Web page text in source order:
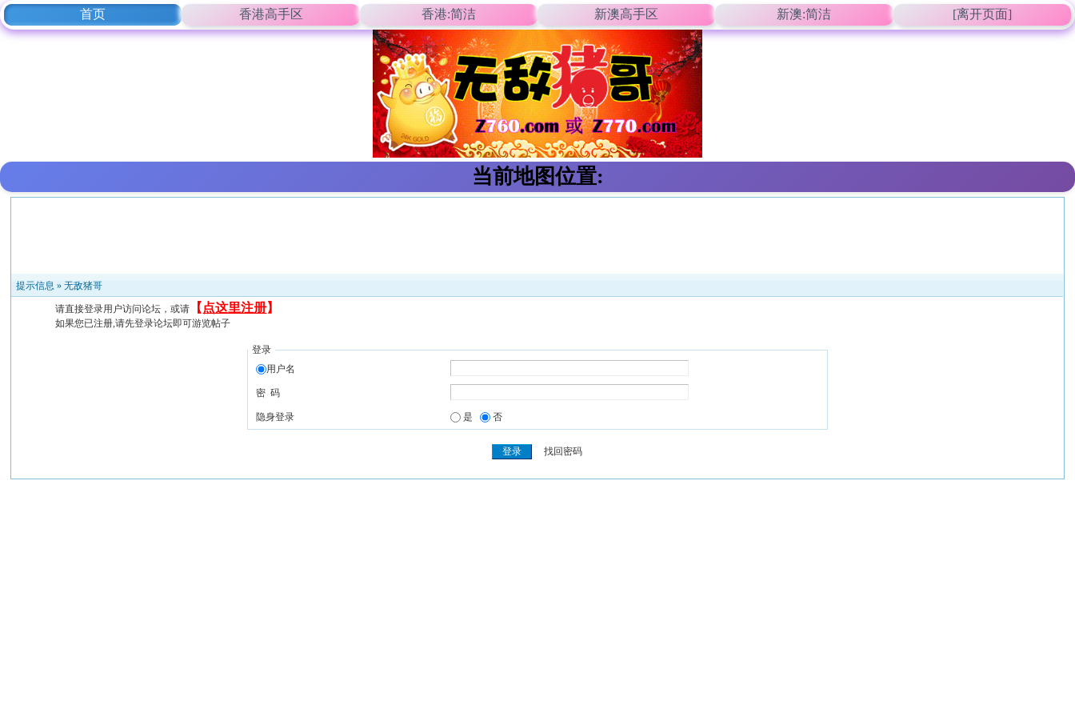
首页 香港高手区 香港:简洁 新澳高手区 新澳:简洁 [离开页面]
当前地图位置:
提示信息 »无敌猪哥
请直接登录用户访问论坛，或请 【 点这里注册】
如果您已注册,请先登录论坛即可游览帖子
登录
用户名
密 码
隐身登录 是 否
找回密码